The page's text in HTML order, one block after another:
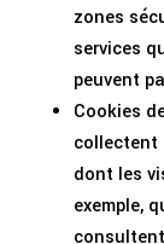
zones
services
peuvent
Cookies
collectent
dont les
exemple,